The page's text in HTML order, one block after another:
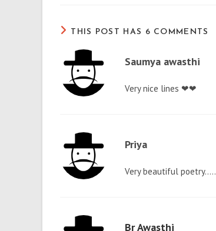
THIS POST HAS 6 COMMENTS
Saumya awasthi
Very nice lines ❤❤
Priya
Very beautiful poetry…..
Br Awasthi